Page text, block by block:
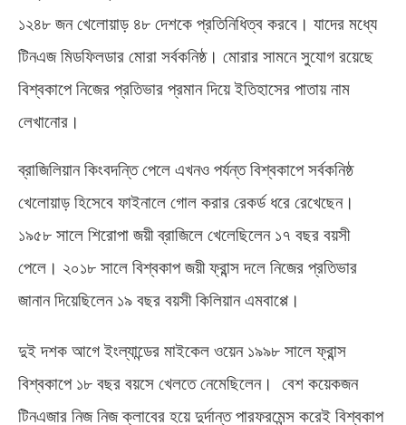
১২৪৮ জন খেলোয়াড় ৪৮ দেশকে প্রতিনিধিত্ব করবে। যাদের মধ্যে
টিনএজ মিডফিলডার মোরা সর্বকনিষ্ঠ। মোরার সামনে সুযোগ রয়েছে
বিশ্বকাপে নিজের প্রতিভার প্রমান দিয়ে ইতিহাসের পাতায় নাম
লেখানোর।
ব্রাজিলিয়ান কিংবদন্তি পেলে এখনও পর্যন্ত বিশ্বকাপে সর্বকনিষ্ঠ
খেলোয়াড় হিসেবে ফাইনালে গোল করার রেকর্ড ধরে রেখেছেন।
১৯৫৮ সালে শিরোপা জয়ী ব্রাজিলে খেলেছিলেন ১৭ বছর বয়সী
পেলে। ২০১৮ সালে বিশ্বকাপ জয়ী ফ্রান্স দলে নিজের প্রতিভার
জানান দিয়েছিলেন ১৯ বছর বয়সী কিলিয়ান এমবাপ্পে।
দুই দশক আগে ইংল্যান্ডের মাইকেল ওয়েন ১৯৯৮ সালে ফ্রান্স
বিশ্বকাপে ১৮ বছর বয়সে খেলতে নেমেছিলেন। বেশ কয়েকজন
টিনএজার নিজ নিজ ক্লাবের হয়ে দুর্দান্ত পারফরমেন্স করেই বিশ্বকাপ